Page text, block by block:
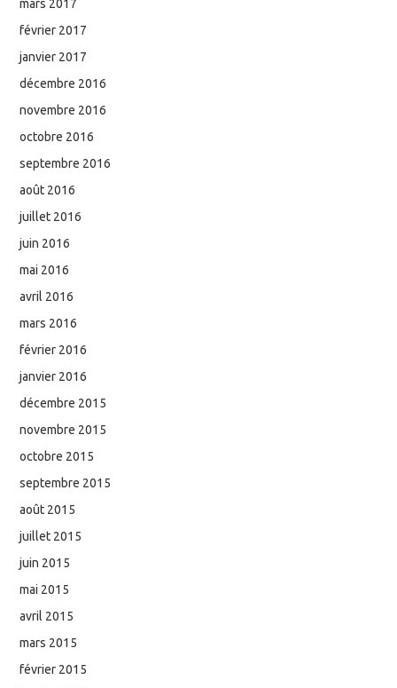
mars 2017
février 2017
janvier 2017
décembre 2016
novembre 2016
octobre 2016
septembre 2016
août 2016
juillet 2016
juin 2016
mai 2016
avril 2016
mars 2016
février 2016
janvier 2016
décembre 2015
novembre 2015
octobre 2015
septembre 2015
août 2015
juillet 2015
juin 2015
mai 2015
avril 2015
mars 2015
février 2015